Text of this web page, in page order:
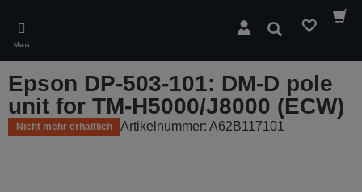
main
content
Menü
Suchen
Epson DP-503-101: DM-D pole
unit for TM-H5000/J8000 (ECW)
Nicht mehr erhältlich Artikelnummer: A62B117101